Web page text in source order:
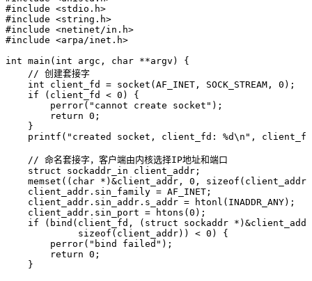
#include <stdio.h>
#include <string.h>
#include <netinet/in.h>
#include <arpa/inet.h>
int main ( int argc , char **argv ) {
    // 创建套接字
    int
client_fd = socket (AF_INET , SOCK_STREAM , 0 ) ;
    if
(client_fd < 0 ) {
        perror
( " cannot create socket " ) ;
        return
0 ;
    }
    printf
( " created socket, client_fd: %d\n " ,
    // 命名套接字，客户端由内核选择IP地址和端口
    struct
sockaddr_in client_addr;
    memset
(( char * ) &client_addr , 0 , sizeof
    client_addr
. sin_family = AF_INET;
    client_addr
. sin_addr . s_addr = htonl (INADDR_ANY) ;
    client_addr
. sin_port = htons (0 ) ;
    if
( bind (client_fd , ( struct sockaddr * ) &client_addr
             sizeof
(client_addr)) < 0 ) {
        perror
( " bind failed " ) ;
        return
0 ;
    }